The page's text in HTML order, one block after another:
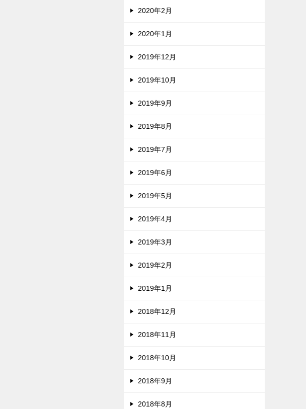
2020年2月
2020年1月
2019年12月
2019年10月
2019年9月
2019年8月
2019年7月
2019年6月
2019年5月
2019年4月
2019年3月
2019年2月
2019年1月
2018年12月
2018年11月
2018年10月
2018年9月
2018年8月